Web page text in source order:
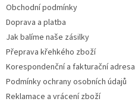
Obchodní podmínky
Doprava a platba
Jak balíme naše zásilky
Přeprava křehkého zboží
Korespondenční a fakturační adresa
Podmínky ochrany osobních údajů
Reklamace a vrácení zboží